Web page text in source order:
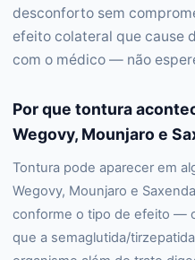
desconforto sem
efeito colateral que cause
com o médico — não
Por que tontura
Wegovy, Mounjaro e
Tontura pode aparecer em
Wegovy, Mounjaro e
conforme o tipo de efeito —
que a semaglutida/